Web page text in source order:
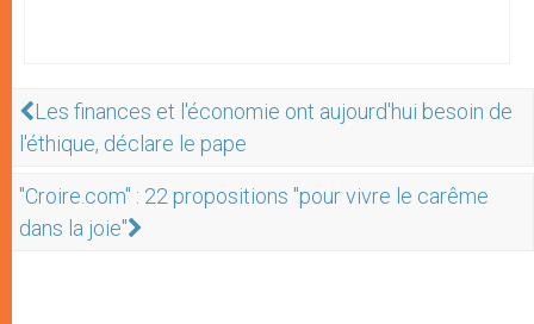
Les finances et l'économie ont aujourd'hui besoin de
l'éthique, déclare le pape
"Croire.com" : 22 propositions "pour vivre le carême
dans la joie"